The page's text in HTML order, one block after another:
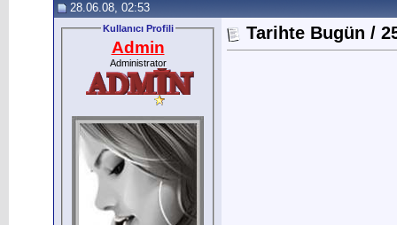
28.06.08, 02:53
Kullanıcı Profili
Admin
Administrator
Tarihte Bugün /